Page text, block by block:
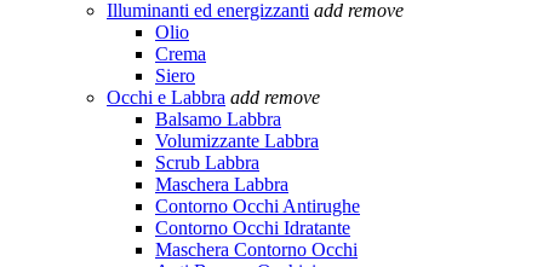
Illuminanti ed energizzanti add remove
Olio
Crema
Siero
Occhi e Labbra add remove
Balsamo Labbra
Volumizzante Labbra
Scrub Labbra
Maschera Labbra
Contorno Occhi Antirughe
Contorno Occhi Idratante
Maschera Contorno Occhi